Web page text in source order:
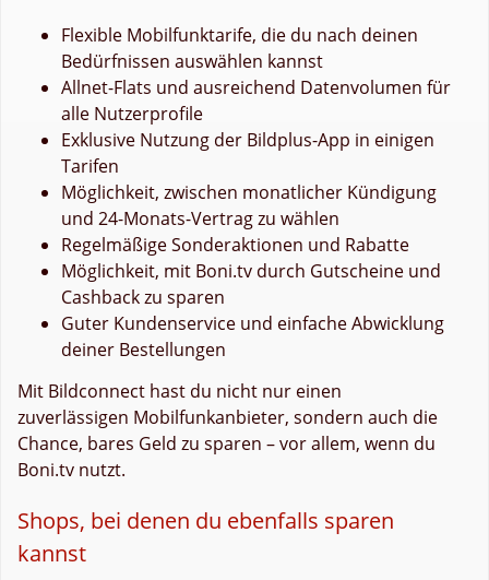
Flexible Mobilfunktarife, die du nach deinen
Bedürfnissen auswählen kannst
Allnet-Flats und ausreichend Datenvolumen für
alle Nutzerprofile
Exklusive Nutzung der Bildplus-App in einigen
Tarifen
Möglichkeit, zwischen monatlicher Kündigung
und 24-Monats-Vertrag zu wählen
Regelmäßige Sonderaktionen und Rabatte
Möglichkeit, mit Boni.tv durch Gutscheine und
Cashback zu sparen
Guter Kundenservice und einfache Abwicklung
deiner Bestellungen
Mit Bildconnect hast du nicht nur einen
zuverlässigen Mobilfunkanbieter, sondern auch die
Chance, bares Geld zu sparen – vor allem, wenn du
Boni.tv nutzt.
Shops, bei denen du ebenfalls sparen
kannst